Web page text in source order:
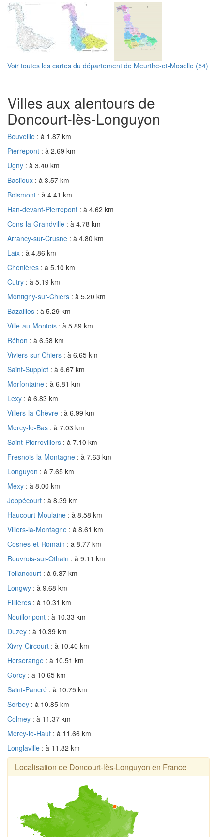
Voir toutes les cartes du département de Meurthe-et-Moselle (54)
Villes aux alentours de
Doncourt-lès-Longuyon
Beuveille : à 1.87 km
Pierrepont : à 2.69 km
Ugny : à 3.40 km
Baslieux : à 3.57 km
Boismont : à 4.41 km
Han-devant-Pierrepont : à 4.62 km
Cons-la-Grandville : à 4.78 km
Arrancy-sur-Crusne : à 4.80 km
Laix : à 4.86 km
Chenières : à 5.10 km
Cutry : à 5.19 km
Montigny-sur-Chiers : à 5.20 km
Bazailles : à 5.29 km
Ville-au-Montois : à 5.89 km
Réhon : à 6.58 km
Viviers-sur-Chiers : à 6.65 km
Saint-Supplet : à 6.67 km
Morfontaine : à 6.81 km
Lexy : à 6.83 km
Villers-la-Chèvre : à 6.99 km
Mercy-le-Bas : à 7.03 km
Saint-Pierrevillers : à 7.10 km
Fresnois-la-Montagne : à 7.63 km
Longuyon : à 7.65 km
Mexy : à 8.00 km
Joppécourt : à 8.39 km
Haucourt-Moulaine : à 8.58 km
Villers-la-Montagne : à 8.61 km
Cosnes-et-Romain : à 8.77 km
Rouvrois-sur-Othain : à 9.11 km
Tellancourt : à 9.37 km
Longwy : à 9.68 km
Fillières : à 10.31 km
Nouillonpont : à 10.33 km
Duzey : à 10.39 km
Xivry-Circourt : à 10.40 km
Herserange : à 10.51 km
Gorcy : à 10.65 km
Saint-Pancré : à 10.75 km
Sorbey : à 10.85 km
Colmey : à 11.37 km
Mercy-le-Haut : à 11.66 km
Longlaville : à 11.82 km
Localisation de Doncourt-lès-Longuyon en France